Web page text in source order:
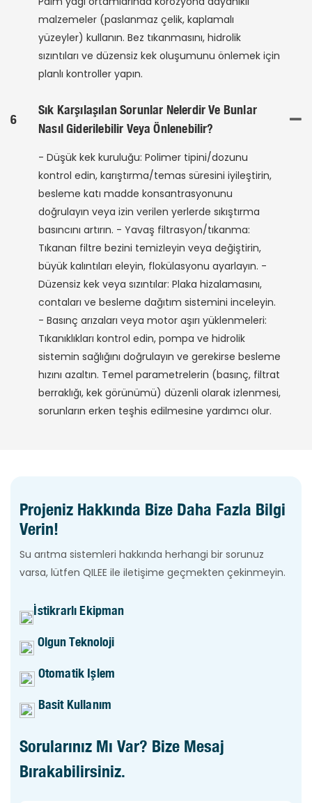
malzemeler (paslanmaz çelik, kaplamalı
yüzeyler) kullanın. Bez tıkanmasını, hidrolik
sızıntıları ve düzensiz kek oluşumunu önlemek için
planlı kontroller yapın.
6
Sık Karşılaşılan Sorunlar Nelerdir Ve Bunlar
Nasıl Giderilebilir Veya Önlenebilir?
- Düşük kek kuruluğu: Polimer tipini/dozunu
kontrol edin, karıştırma/temas süresini iyileştirin,
besleme katı madde konsantrasyonunu
doğrulayın veya izin verilen yerlerde sıkıştırma
basıncını artırın. - Yavaş filtrasyon/tıkanma:
Tıkanan filtre bezini temizleyin veya değiştirin,
büyük kalıntıları eleyin, flokülasyonu ayarlayın. -
Düzensiz kek veya sızıntılar: Plaka hizalamasını,
contaları ve besleme dağıtım sistemini inceleyin.
- Basınç arızaları veya motor aşırı yüklenmeleri:
Tıkanıklıkları kontrol edin, pompa ve hidrolik
sistemin sağlığını doğrulayın ve gerekirse besleme
hızını azaltın. Temel parametrelerin (basınç, filtrat
berraklığı, kek görünümü) düzenli olarak izlenmesi,
sorunların erken teşhis edilmesine yardımcı olur.
Projeniz Hakkında Bize Daha Fazla Bilgi
Verin!
Su arıtma sistemleri hakkında herhangi bir sorunuz
varsa, lütfen QILEE ile iletişime geçmekten çekinmeyin.
İstikrarlı Ekipman
Olgun Teknoloji
Otomatik Işlem
Basit Kullanım
Sorularınız Mı Var? Bize Mesaj
Bırakabilirsiniz.